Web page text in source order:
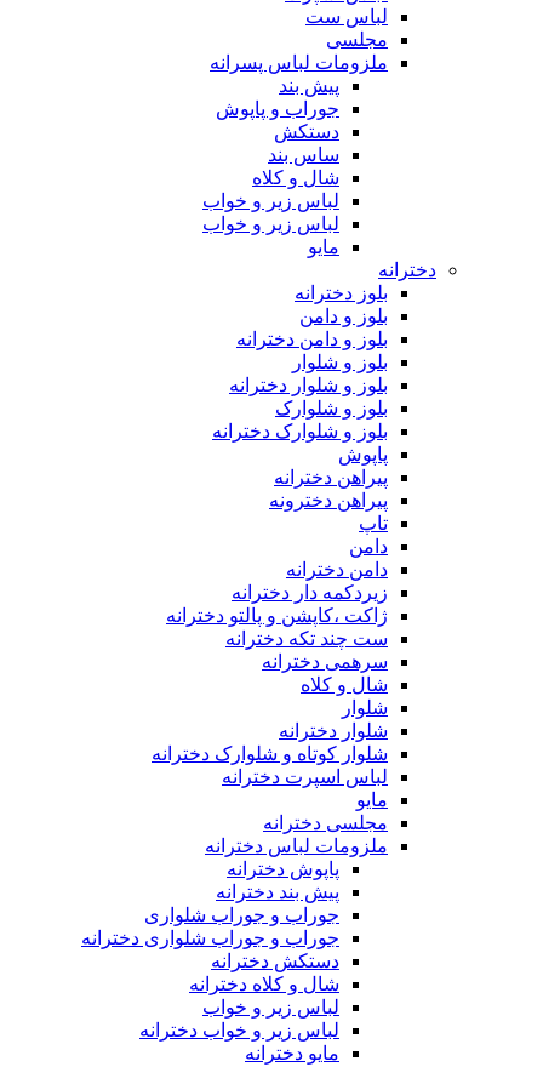
لباس ست
مجلسی
ملزومات لباس پسرانه
پیش بند
جوراب و پاپوش
دستکش
ساس بند
شال و کلاه
لباس زیر و خواب
لباس زیر و خواب
مایو
دخترانه
بلوز دخترانه
بلوز و دامن
بلوز و دامن دخترانه
بلوز و شلوار
بلوز و شلوار دخترانه
بلوز و شلوارک
بلوز و شلوارک دخترانه
پاپوش
پیراهن دخترانه
پیراهن دخترونه
تاپ
دامن
دامن دخترانه
زیردکمه دار دخترانه
ژاکت ،کاپشن و پالتو دخترانه
ست چند تکه دخترانه
سرهمی دخترانه
شال و کلاه
شلوار
شلوار دخترانه
شلوار کوتاه و شلوارک دخترانه
لباس اسپرت دخترانه
مایو
مجلسی دخترانه
ملزومات لباس دخترانه
پاپوش دخترانه
پیش بند دخترانه
جوراب و جوراب شلواری
جوراب و جوراب شلواری دخترانه
دستکش دخترانه
شال و کلاه دخترانه
لباس زیر و خواب
لباس زیر و خواب دخترانه
مایو دخترانه